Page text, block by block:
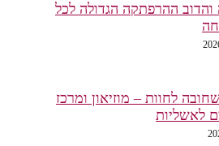
ההרפתקה הגדולה לכל
לחוות – מוזיאון ומרכז
לאשליות